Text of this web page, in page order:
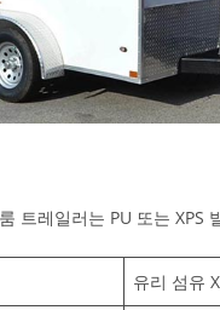
트레일러는 PU 또는
유리 섬유